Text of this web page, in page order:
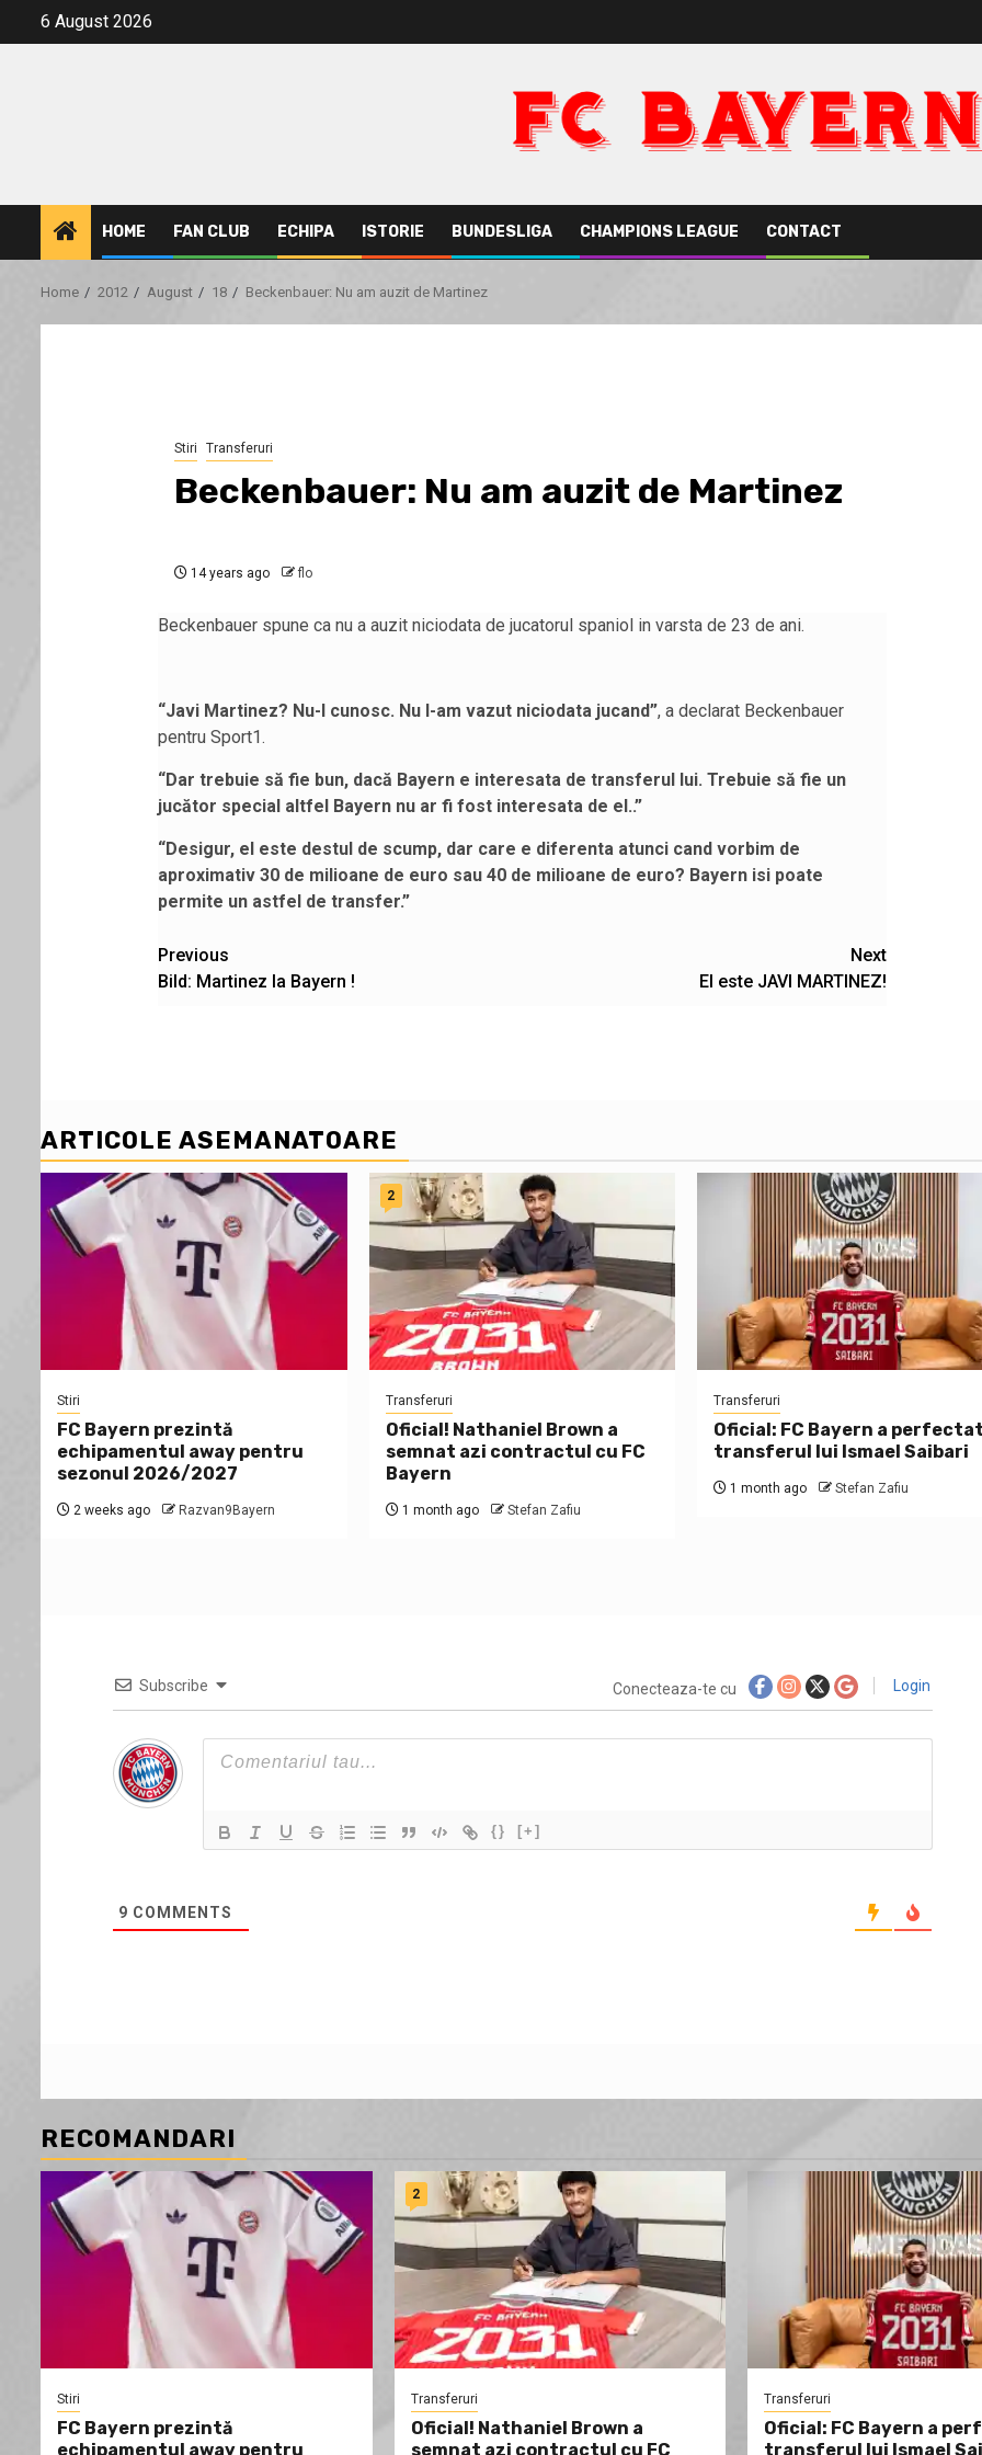
6 August 2026
HOME FAN CLUB ECHIPA ISTORIE BUNDESLIGA CHAMPIONS LEAGUE CONTACT
Home 2012 August 18 Beckenbauer: Nu am auzit de Martinez
Stiri Transferuri
Beckenbauer: Nu am auzit de Martinez
14 years ago flo
Beckenbauer spune ca nu a auzit niciodata de jucatorul spaniol in varsta de 23 de ani.
“Javi Martinez? Nu-l cunosc. Nu l-am vazut niciodata jucand”, a declarat Beckenbauer
pentru Sport1.
“Dar trebuie să fie bun, dacă Bayern e interesata de transferul lui. Trebuie să fie un
jucător special altfel Bayern nu ar fi fost interesata de el..”
“Desigur, el este destul de scump, dar care e diferenta atunci cand vorbim de
aproximativ 30 de milioane de euro sau 40 de milioane de euro? Bayern isi poate
permite un astfel de transfer.”
Post
navigation
Previous
Bild: Martinez la Bayern !
Next
El este JAVI MARTINEZ!
ARTICOLE ASEMANATOARE
Stiri
FC Bayern prezintă
echipamentul away pentru
sezonul 2026/2027
2 weeks ago Razvan9Bayern
2
Transferuri
Oficial! Nathaniel Brown a
semnat azi contractul cu FC
Bayern
1 month ago Stefan Zafiu
Transferuri
Oficial: FC Bayern a
transferul lui Ismael Saibari
1 month ago Stefan Zafiu
Subscribe Conecteaza-te cu Login
{} [+]
9 COMMENTS
RECOMANDARI
Stiri
FC Bayern prezintă
echipamentul away pentru
2
Transferuri
Oficial! Nathaniel Brown a
semnat azi contractul cu FC
Transferuri
Oficial: FC Bayern a
transferul lui Ismael